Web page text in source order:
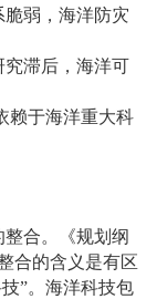
弱，海洋防灾
滞后，海洋可
赖于海洋重大科
合。《规划纲
合的含义是有区
”。海洋科技包